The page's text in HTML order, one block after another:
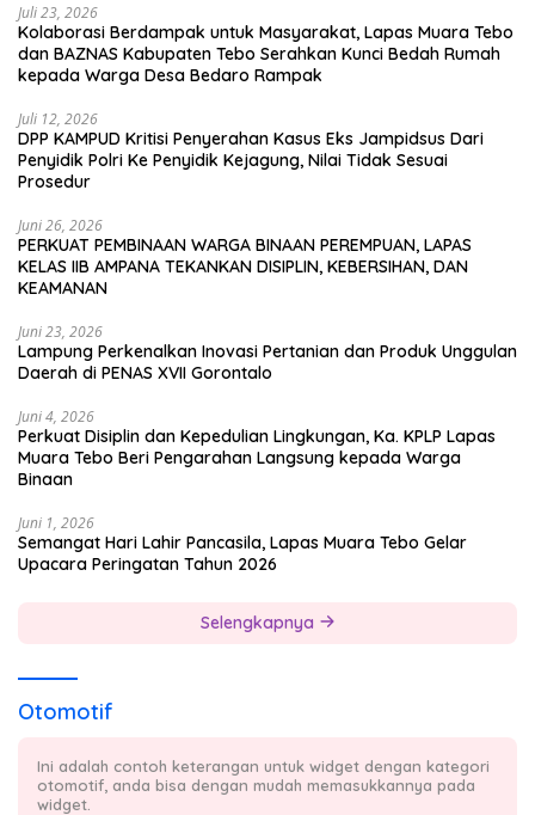
Juli 23, 2026
Kolaborasi Berdampak untuk Masyarakat, Lapas Muara Tebo
dan BAZNAS Kabupaten Tebo Serahkan Kunci Bedah Rumah
kepada Warga Desa Bedaro Rampak
Juli 12, 2026
DPP KAMPUD Kritisi Penyerahan Kasus Eks Jampidsus Dari
Penyidik Polri Ke Penyidik Kejagung, Nilai Tidak Sesuai
Prosedur
Juni 26, 2026
PERKUAT PEMBINAAN WARGA BINAAN PEREMPUAN, LAPAS
KELAS IIB AMPANA TEKANKAN DISIPLIN, KEBERSIHAN, DAN
KEAMANAN
Juni 23, 2026
Lampung Perkenalkan Inovasi Pertanian dan Produk Unggulan
Daerah di PENAS XVII Gorontalo
Juni 4, 2026
Perkuat Disiplin dan Kepedulian Lingkungan, Ka. KPLP Lapas
Muara Tebo Beri Pengarahan Langsung kepada Warga
Binaan
Juni 1, 2026
Semangat Hari Lahir Pancasila, Lapas Muara Tebo Gelar
Upacara Peringatan Tahun 2026
Selengkapnya
Otomotif
Ini adalah contoh keterangan untuk widget dengan kategori
otomotif, anda bisa dengan mudah memasukkannya pada
widget.